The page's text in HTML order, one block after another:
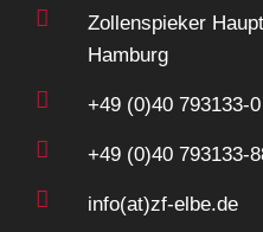
Zollenspieker
Hamburg
+49 (0)40 793133-0
+49 (0)40 793133-
info(at)zf-elbe.de